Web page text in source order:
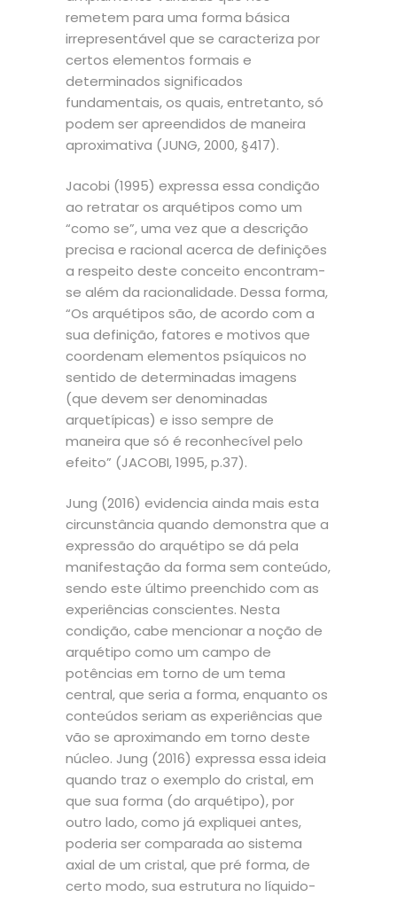
remetem para uma forma básica
irrepresentável que se caracteriza por
certos elementos formais e
determinados significados
fundamentais, os quais, entretanto, só
podem ser apreendidos de maneira
aproximativa (JUNG, 2000, §417).
Jacobi (1995) expressa essa condição
ao retratar os arquétipos como um
“como se”, uma vez que a descrição
precisa e racional acerca de definições
a respeito deste conceito encontram-
se além da racionalidade. Dessa forma,
“Os arquétipos são, de acordo com a
sua definição, fatores e motivos que
coordenam elementos psíquicos no
sentido de determinadas imagens
(que devem ser denominadas
arquetípicas) e isso sempre de
maneira que só é reconhecível pelo
efeito” (JACOBI, 1995, p.37).
Jung (2016) evidencia ainda mais esta
circunstância quando demonstra que a
expressão do arquétipo se dá pela
manifestação da forma sem conteúdo,
sendo este último preenchido com as
experiências conscientes. Nesta
condição, cabe mencionar a noção de
arquétipo como um campo de
potências em torno de um tema
central, que seria a forma, enquanto os
conteúdos seriam as experiências que
vão se aproximando em torno deste
núcleo. Jung (2016) expressa essa ideia
quando traz o exemplo do cristal, em
que sua forma (do arquétipo), por
outro lado, como já expliquei antes,
poderia ser comparada ao sistema
axial de um cristal, que pré forma, de
certo modo, sua estrutura no líquido-